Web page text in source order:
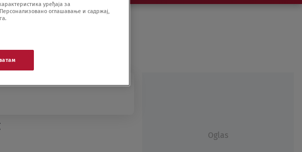
EKSKLUZIVNO
Oglas
уређаја за
оглашавање и садржај,